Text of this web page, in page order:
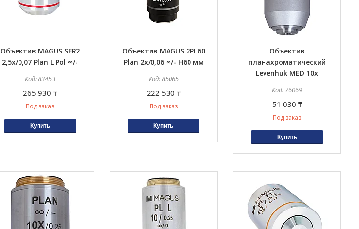
Объектив MAGUS SFR2
2,5х/0,07 Plan L Pol ∞/-
83453
265 930 ₸
Под заказ
Купить
Объектив MAGUS 2PL60
Plan 2х/0,06 ∞/- H60 мм
85065
222 530 ₸
Под заказ
Купить
Объектив
планахроматический
Levenhuk MED 10x
76069
51 030 ₸
Под заказ
Купить